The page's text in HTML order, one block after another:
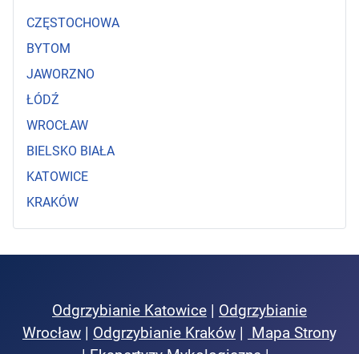
CZĘSTOCHOWA
BYTOM
JAWORZNO
ŁÓDŹ
WROCŁAW
BIELSKO BIAŁA
KATOWICE
KRAKÓW
Odgrzybianie Katowice
Odgrzybianie
Wrocław
Odgrzybianie Kraków Mapa Strony